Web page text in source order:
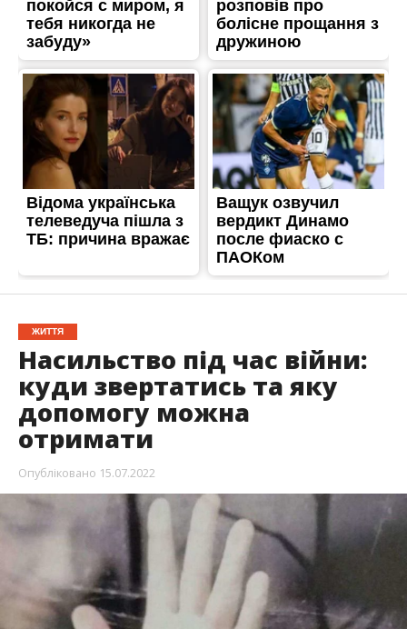
ЖИТТЯ
Насильство під час війни:
куди звертатись та яку
допомогу можна
отримати
Опубліковано 15.07.2022